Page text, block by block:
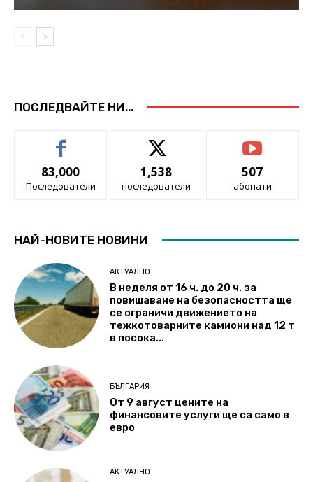
ПОСЛЕДВАЙТЕ НИ...
83,000
Последователи
1,538
последователи
507
абонати
НАЙ-НОВИТЕ НОВИНИ
АКТУАЛНО
В неделя от 16 ч. до 20 ч. за
повишаване на безопасността ще
се ограничи движението на
тежкотоварните камиони над 12 т
в посока...
БЪЛГАРИЯ
От 9 август цените на
финансовите услуги ще са само в
евро
АКТУАЛНО